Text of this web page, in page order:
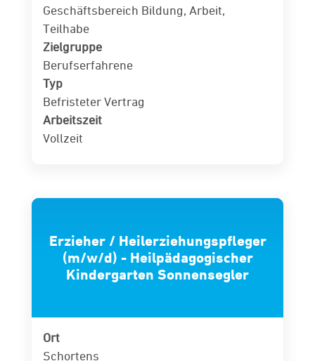
Geschäftsbereich Bildung, Arbeit,
Teilhabe
Zielgruppe
Berufserfahrene
Typ
Befristeter Vertrag
Arbeitszeit
Vollzeit
Erzieher / Heilerziehungspfleger
(m/w/d) - Heilpädagogischer
Kindergarten Sonnensegler
Ort
Schortens